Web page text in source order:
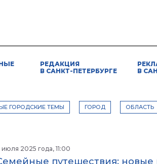
РЕДАКЦИЯ
В САНКТ-ПЕТЕРБУРГЕ
В
ГОРОДСКИЕ ТЕМЫ ГОРОД ОБЛАСТЬ
июля 2025 года, 11:00
путешествия: